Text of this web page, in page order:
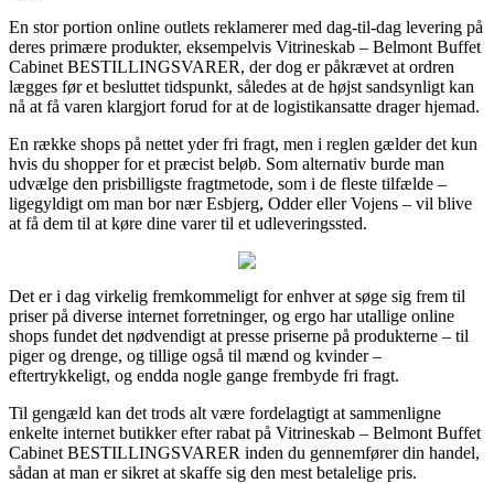
En stor portion online outlets reklamerer med dag-til-dag levering på
deres primære produkter, eksempelvis Vitrineskab – Belmont Buffet
Cabinet BESTILLINGSVARER, der dog er påkrævet at ordren
lægges før et besluttet tidspunkt, således at de højst sandsynligt kan
nå at få varen klargjort forud for at de logistikansatte drager hjemad.
En række shops på nettet yder fri fragt, men i reglen gælder det kun
hvis du shopper for et præcist beløb. Som alternativ burde man
udvælge den prisbilligste fragtmetode, som i de fleste tilfælde –
ligegyldigt om man bor nær Esbjerg, Odder eller Vojens – vil blive
at få dem til at køre dine varer til et udleveringssted.
Det er i dag virkelig fremkommeligt for enhver at søge sig frem til
priser på diverse internet forretninger, og ergo har utallige online
shops fundet det nødvendigt at presse priserne på produkterne – til
piger og drenge, og tillige også til mænd og kvinder –
eftertrykkeligt, og endda nogle gange frembyde fri fragt.
Til gengæld kan det trods alt være fordelagtigt at sammenligne
enkelte internet butikker efter rabat på Vitrineskab – Belmont Buffet
Cabinet BESTILLINGSVARER inden du gennemfører din handel,
sådan at man er sikret at skaffe sig den mest betalelige pris.